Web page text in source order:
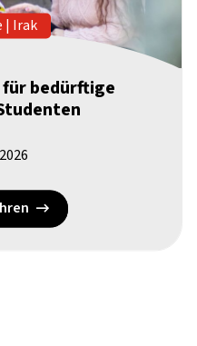
| Irak
bedürftige